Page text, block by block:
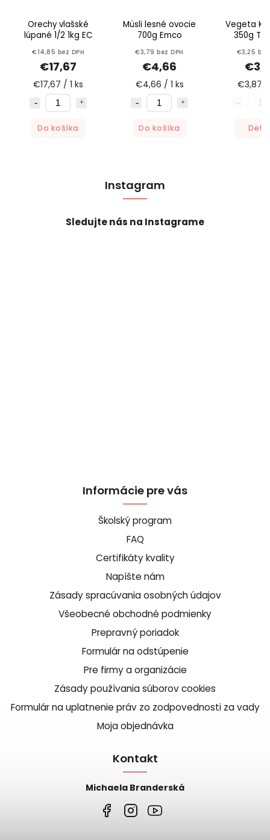
Orechy vlašské
lúpané 1/2 1kg EC
€14,85 bez DPH
€17,67
€17,67 / 1 ks
Do košíka
Müsli lesné ovocie
700g Emco
€3,79 bez DPH
€4,66
€4,66 / 1 ks
Do košíka
Vegeta
350g
€3,25 bez
€3,87 /
Instagram
Sledujte nás na Instagrame
Informácie pre vás
Školský program
FAQ
Certifikáty kvality
Napíšte nám
Zásady spracúvania osobných údajov
Všeobecné obchodné podmienky
Prepravný poriadok
Formulár na odstúpenie
Pre firmy a organizácie
Zásady používania súborov cookies
Formulár na uplatnenie práv zo zodpovednosti za vady
Moja objednávka
Kontakt
Michaela Branderská